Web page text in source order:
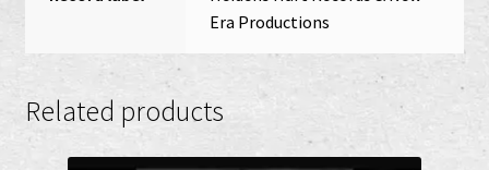
Era Productions
Related products